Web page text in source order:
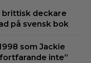
brittisk deckare
på svensk bok
som Jackie
fortfarande inte”